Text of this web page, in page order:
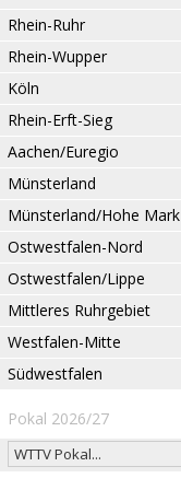
Rhein-Ruhr
Rhein-Wupper
Köln
Rhein-Erft-Sieg
Aachen/Euregio
Münsterland
Münsterland/Hohe Mark
Ostwestfalen-Nord
Ostwestfalen/Lippe
Mittleres Ruhrgebiet
Westfalen-Mitte
Südwestfalen
Pokal 2026/27